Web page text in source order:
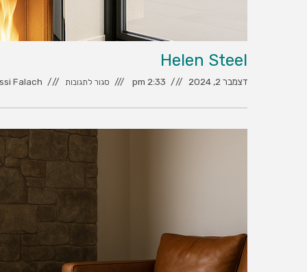
Helen Steel
דצמבר 2, 2024 2:33 pm סגור לתגובות Falach